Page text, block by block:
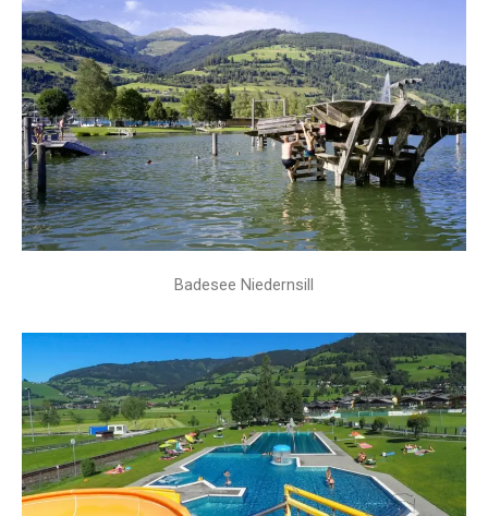
Badesee Niedernsill